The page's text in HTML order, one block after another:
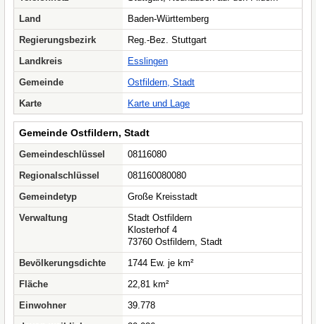
Land
Baden-Württemberg
Regierungsbezirk
Reg.-Bez. Stuttgart
Landkreis
Esslingen
Gemeinde
Ostfildern, Stadt
Karte
Karte und Lage
Gemeinde Ostfildern, Stadt
Gemeindeschlüssel
08116080
Regionalschlüssel
081160080080
Gemeindetyp
Große Kreisstadt
Verwaltung
Stadt Ostfildern
Klosterhof 4
73760 Ostfildern, Stadt
Bevölkerungsdichte
1744 Ew. je km²
Fläche
22,81 km²
Einwohner
39.778